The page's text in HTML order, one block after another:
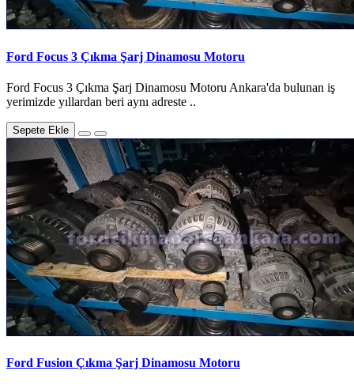
Ford Focus 3 Çıkma Şarj Dinamosu Motoru
Ford Focus 3 Çıkma Şarj Dinamosu Motoru Ankara'da bulunan iş
yerimizde yıllardan beri aynı adreste ..
Sepete Ekle
Ford Fusion Çıkma Şarj Dinamosu Motoru